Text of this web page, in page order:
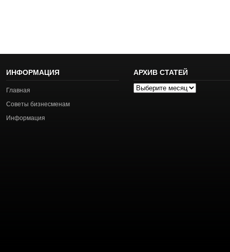
ИНФОРМАЦИЯ
Главная
Советы бизнесменам
Информация
АРХИВ СТАТЕЙ
Архив